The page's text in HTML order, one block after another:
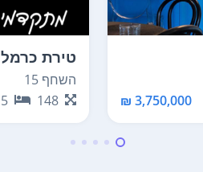
3,750,000 ₪
טירת כרמל
השחף 15
148
5